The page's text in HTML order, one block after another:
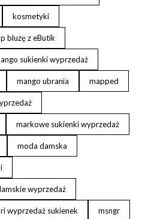
kosmetyki
bluzę z eButik
sukienki wyprzedaż
mango ubrania mapped
markowe sukienki wyprzedaż
moda damska
wyprzedaż
wyprzedaż sukienek msngr